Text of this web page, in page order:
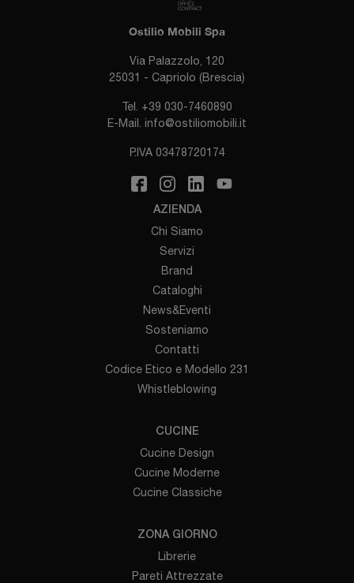
Ostilio Mobili Spa
Via Palazzolo, 120
25031 - Capriolo (Brescia)
Tel. +39 030-7460890
E-Mail. info@ostiliomobili.it
P.IVA 03478720174
AZIENDA
Chi Siamo
Servizi
Brand
Cataloghi
News&Eventi
Sosteniamo
Contatti
Codice Etico e Modello 231
Whistleblowing
CUCINE
Cucine Design
Cucine Moderne
Cucine Classiche
ZONA GIORNO
Librerie
Pareti Attrezzate